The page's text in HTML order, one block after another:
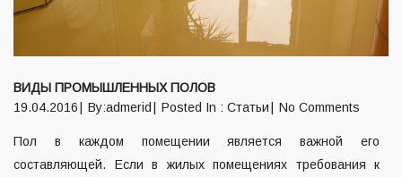
ВИДЫ ПРОМЫШЛЕННЫХ ПОЛОВ
19.04.2016
By:admerid Posted In : Статьи No Comments
Пол в каждом помещении является важной его
составляющей. Если в жилых помещениях требования к